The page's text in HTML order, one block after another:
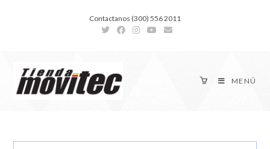
Contactanos (300) 556 2011
MENÚ